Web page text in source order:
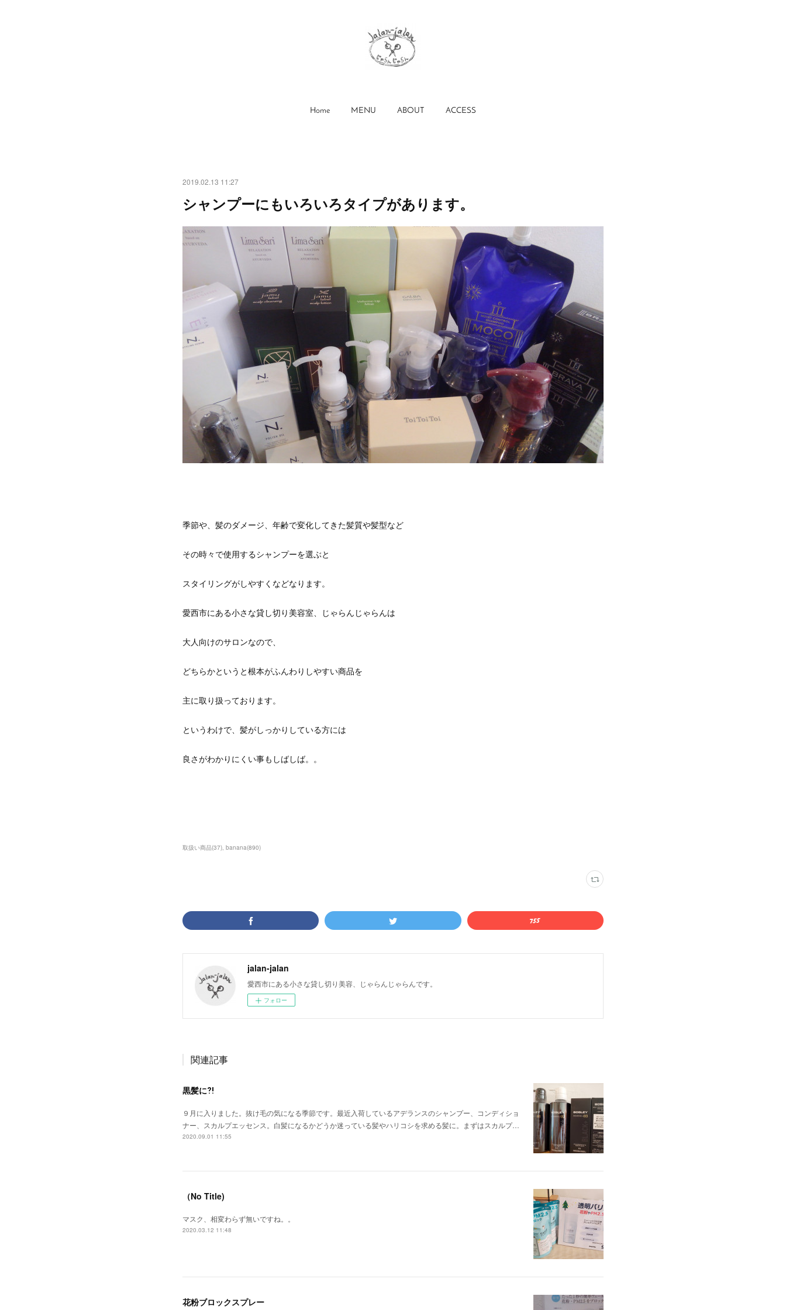
Home MENU ABOUT ACCESS
2019.02.13 11:27
シャンプーにもいろいろタイプがあります。
季節や、髪のダメージ、年齢で変化してきた髪質や髪型など
その時々で使用するシャンプーを選ぶと
スタイリングがしやすくなどなります。
愛西市にある小さな貸し切り美容室、じゃらんじゃらんは
大人向けのサロンなので、
どちらかというと根本がふんわりしやすい商品を
主に取り扱っております。
というわけで、髪がしっかりしている方には
良さがわかりにくい事もしばしば。。
取扱い商品(37) banana(890)
jalan-jalan
愛西市にある小さな貸し切り美容、じゃらんじゃらんです。
フォロー
関連記事
黒髪に⁈
９月に入りました。抜け毛の気になる季節です。最近入荷しているアデランスのシャンプー、コンディショ
ナー、スカルプエッセンス。白髪になるかどうか迷っている髪やハリコシを求める髪に。まずはスカルプ…
2020.09.01 11:55
（No Title)
マスク、相変わらず無いですね。。
2020.03.12 11:48
花粉ブロックスプレー